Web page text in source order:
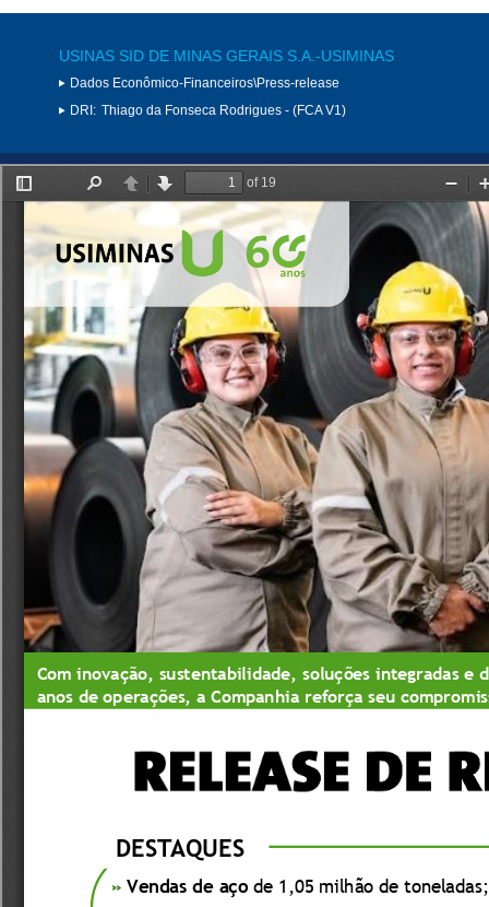
USINAS SID DE MINAS GERAIS S.A.-USIMINAS
Dados Econômico-Financeiros\Press-release
DRI: Thiago da Fonseca Rodrigues - (FCA V1)